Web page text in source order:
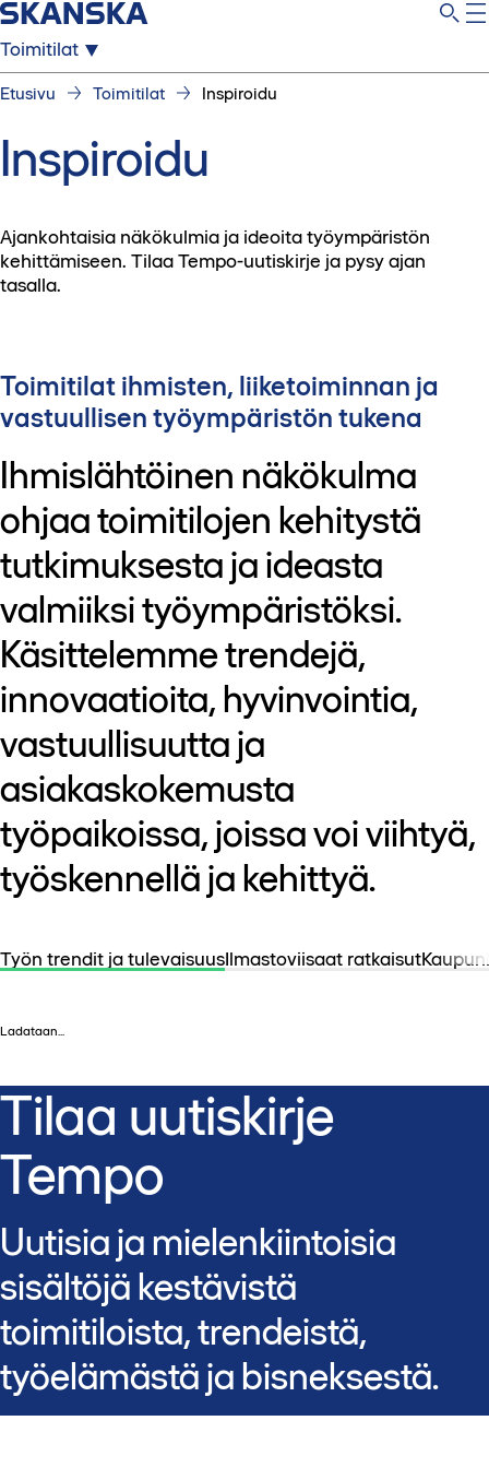
Toimitilat
Etusivu Toimitilat Inspiroidu
Inspiroidu
Ajankohtaisia näkökulmia ja ideoita työympäristön
kehittämiseen. Tilaa Tempo-uutiskirje ja pysy ajan
tasalla.
Toimitilat ihmisten, liiketoiminnan ja
vastuullisen työympäristön tukena
Ihmislähtöinen näkökulma
ohjaa toimitilojen kehitystä
tutkimuksesta ja ideasta
valmiiksi työympäristöksi.
Käsittelemme trendejä,
innovaatioita, hyvinvointia,
vastuullisuutta ja
asiakaskokemusta
työpaikoissa, joissa voi viihtyä,
työskennellä ja kehittyä.
Työn trendit ja tulevaisuusIlmastoviisaat ratkaisut
Ladataan...
Tilaa uutiskirje
Tempo
Uutisia ja mielenkiintoisia
sisältöjä kestävistä
toimitiloista, trendeistä,
työelämästä ja bisneksestä.